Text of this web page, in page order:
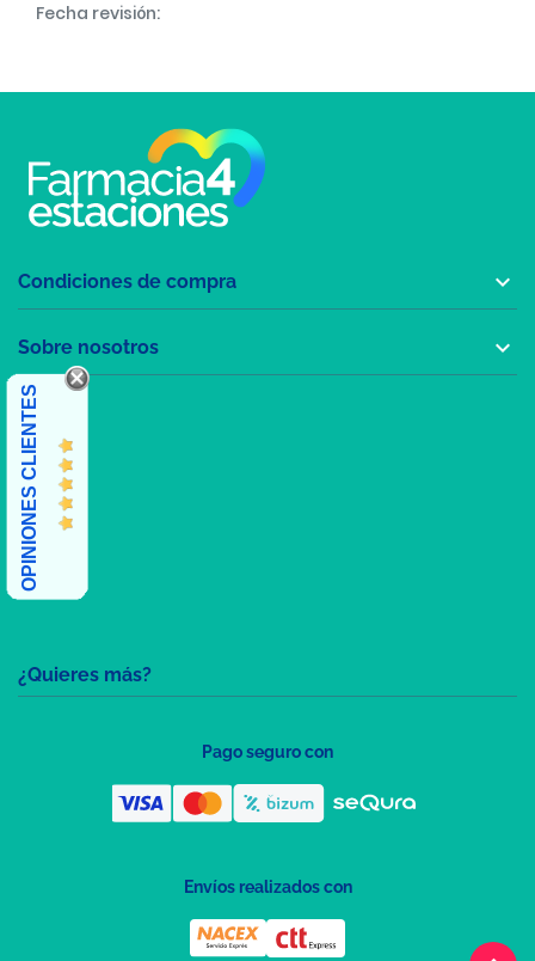
Fecha revisión:
¿Quieres más?
Condiciones de compra 
Sobre nosotros 
OPINIONES CLIENTES
Pago seguro con
Envíos realizados con